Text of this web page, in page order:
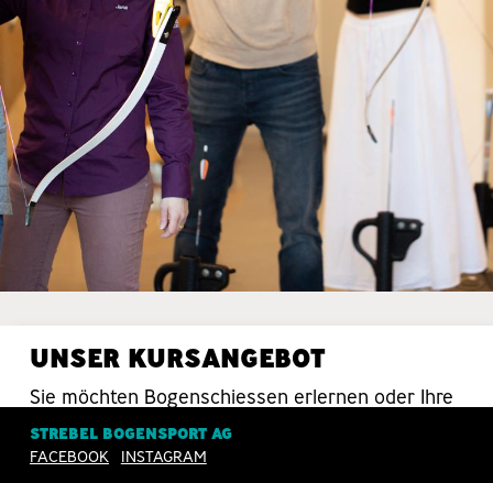
UNSER KURSANGEBOT
Sie möchten Bogenschiessen erlernen oder Ihre
Schiesstechnik verbessern? Da sind Sie bei uns
in guten Händen.
STREBEL BOGENSPORT AG
FACEBOOK
INSTAGRAM